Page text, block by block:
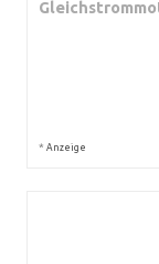
* Anzeige